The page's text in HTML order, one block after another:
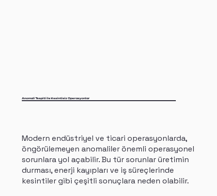
Anomali Tespiti ile Kesintisiz Operasyonlar
Modern endüstriyel ve ticari operasyonlarda,
öngörülemeyen anomaliler önemli operasyonel
sorunlara yol açabilir. Bu tür sorunlar üretimin
durması, enerji kayıpları ve iş süreçlerinde
kesintiler gibi çeşitli sonuçlara neden olabilir.